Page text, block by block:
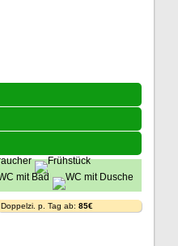
Doppelzi. p. Tag ab: 85€